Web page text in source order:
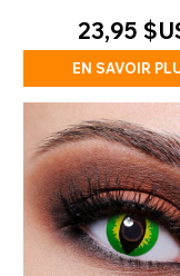
23,95
EN SAVOIR